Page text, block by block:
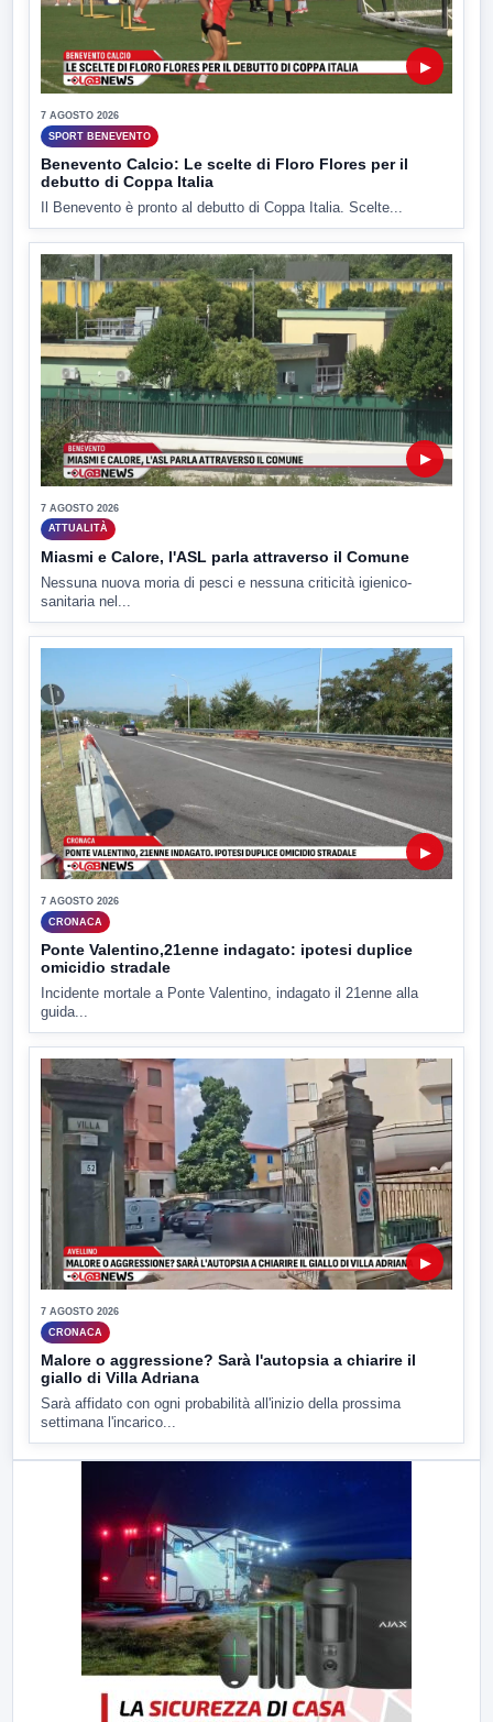
▶
7 AGOSTO 2026
SPORT BENEVENTO
Benevento Calcio: Le scelte di Floro Flores per il
debutto di Coppa Italia
Il Benevento è pronto al debutto di Coppa Italia. Scelte...
▶
7 AGOSTO 2026
ATTUALITÀ
Miasmi e Calore, l'ASL parla attraverso il Comune
Nessuna nuova moria di pesci e nessuna criticità igienico-
sanitaria nel...
▶
7 AGOSTO 2026
CRONACA
Ponte Valentino,21enne indagato: ipotesi duplice
omicidio stradale
Incidente mortale a Ponte Valentino, indagato il 21enne alla
guida...
▶
7 AGOSTO 2026
CRONACA
Malore o aggressione? Sarà l'autopsia a chiarire il
giallo di Villa Adriana
Sarà affidato con ogni probabilità all'inizio della prossima
settimana l'incarico...